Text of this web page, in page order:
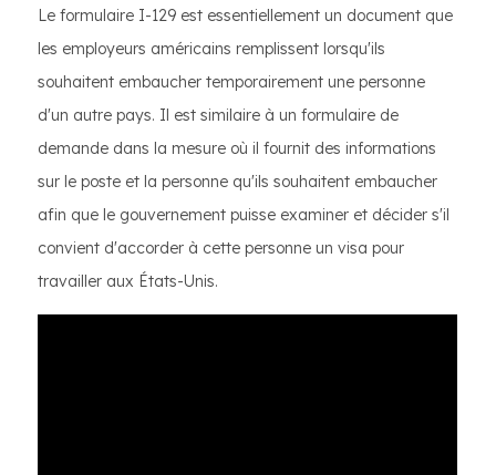
Le formulaire I-129 est essentiellement un document que
les employeurs américains remplissent lorsqu'ils
souhaitent embaucher temporairement une personne
d'un autre pays. Il est similaire à un formulaire de
demande dans la mesure où il fournit des informations
sur le poste et la personne qu'ils souhaitent embaucher
afin que le gouvernement puisse examiner et décider s'il
convient d'accorder à cette personne un visa pour
travailler aux États-Unis.